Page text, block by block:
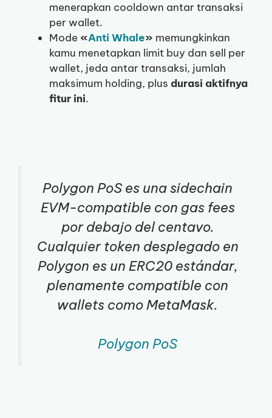
menerapkan cooldown antar transaksi
per wallet.
Mode«Anti Whale» memungkinkan
kamu menetapkan limit buy dan sell per
wallet, jeda antar transaksi, jumlah
maksimum holding, plus durasi aktifnya
fitur ini.
Polygon PoS es una sidechain
EVM-compatible con gas fees
por debajo del centavo.
Cualquier token desplegado en
Polygon es un ERC20 estándar,
plenamente compatible con
wallets como MetaMask.
Polygon PoS